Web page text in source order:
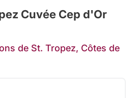
Cuvée Cep d'Or
de St. Tropez, Côtes de